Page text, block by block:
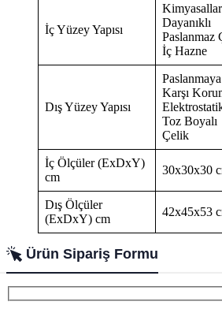
İç Yüzey Yapısı
Dayanıklı
Paslanmaz
İç Hazne
Dış Yüzey Yapısı
Paslanmaya
Karşı
Toz Boyalı
Çelik
İç Ölçüler (ExDxY)
cm
30x30x30
Dış Ölçüler
(ExDxY) cm
42x45x53
Ürün Sipariş Formu